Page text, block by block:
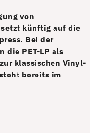
von
setzt künftig auf die
Bei der
die PET-LP als
klassischen Vinyl-
bereits im